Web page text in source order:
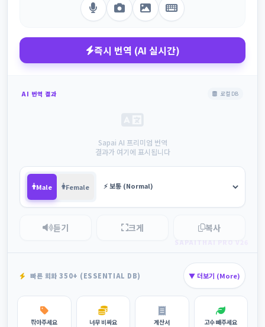
즉시 번역 (AI 실시간)
AI 번역 결과 로컬 DB
Sapai AI 프리미엄 번역
결과가 여기에 표시됩니다
Male Female
듣기 크게 복사
SAPAITHAI PRO V26
빠른 회화 350+ (ESSENTIAL DB) ▼ 더보기 (More)
깎아주세요 너무 비싸요 계산서 고수 빼주세요